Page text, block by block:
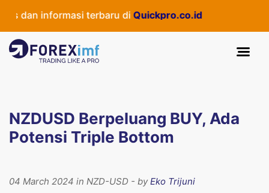
dan informasi terbaru di Quickpro.co.id
NZDUSD Berpeluang BUY, Ada
Potensi Triple Bottom
04 March 2024 in NZD-USD - byEko Trijuni